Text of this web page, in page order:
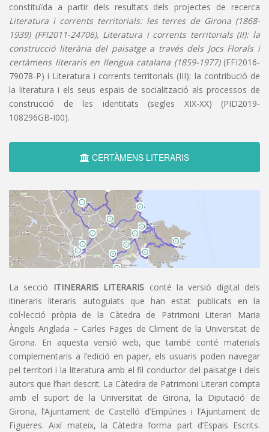
constituïda a partir dels resultats dels projectes de recerca
Literatura i corrents territorials: les terres de Girona (1868-
1939) (FFI2011-24706), Literatura i corrents territorials (II): la
construcció literària del paisatge a través dels Jocs Florals i
certàmens literaris en llengua catalana (1859-1977)(FFI2016-
79078-P) i Literatura i corrents territorials (III): la contribució de
la literatura i els seus espais de socialització als processos de
construcció de les identitats (segles XIX-XX) (PID2019-
108296GB-I00).
CERTÀMENS LITERARIS
La secció ITINERARIS LITERARIS conté la versió digital dels
itineraris literaris autoguiats que han estat publicats en la
col•lecció pròpia de la Càtedra de Patrimoni Literari Maria
Àngels Anglada – Carles Fages de Climent de la Universitat de
Girona. En aquesta versió web, que també conté materials
complementaris a l’edició en paper, els usuaris poden navegar
pel territori i la literatura amb el fil conductor del paisatge i dels
autors que l’han descrit. La Càtedra de Patrimoni Literari compta
amb el suport de la Universitat de Girona, la Diputació de
Girona, l’Ajuntament de Castelló d’Empúries i l’Ajuntament de
Figueres. Així mateix, la Càtedra forma part d’Espais Escrits.